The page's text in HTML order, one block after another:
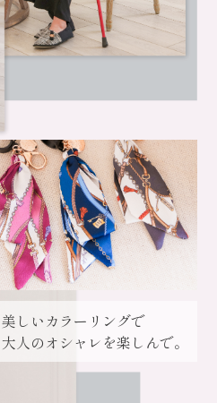
美しいカラーリングで
大人のオシャレを楽しんで。